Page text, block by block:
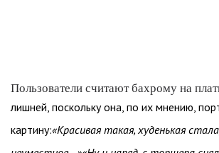
Пользователи считают бахрому на
лишней, поскольку она, по их мнению,
картину:«Красивая такая, худенькая